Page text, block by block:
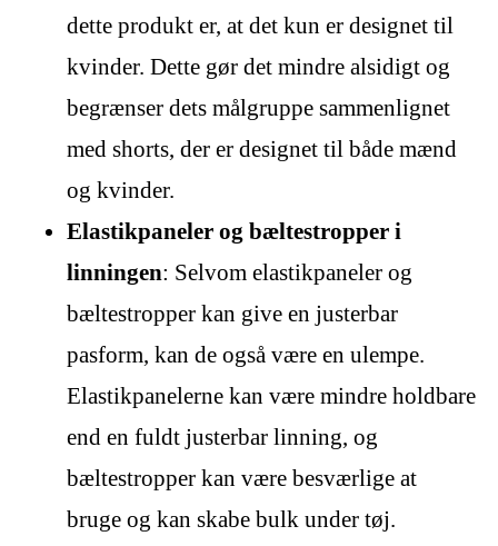
dette produkt er, at det kun er designet til
kvinder. Dette gør det mindre alsidigt og
begrænser dets målgruppe sammenlignet
med shorts, der er designet til både mænd
og kvinder.
Elastikpaneler og bæltestropper i
linningen: Selvom elastikpaneler og
bæltestropper kan give en justerbar
pasform, kan de også være en ulempe.
Elastikpanelerne kan være mindre holdbare
end en fuldt justerbar linning, og
bæltestropper kan være besværlige at
bruge og kan skabe bulk under tøj.